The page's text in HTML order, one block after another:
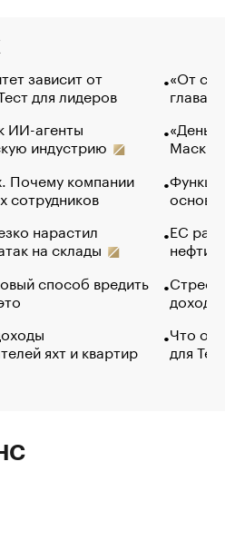
зависит от
для лидеров
ИИ-агенты
индустрию
Почему компании
сотрудников
нарастил
на склады
способ вредить
яхт и квартир
«От
глава
Маск в
основ
ЕС
нефти
Что
для